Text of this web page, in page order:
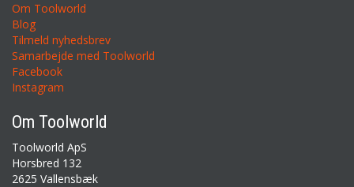
Om Toolworld
Blog
Tilmeld nyhedsbrev
Samarbejde med Toolworld
Facebook
Instagram
Om Toolworld
Toolworld ApS
Horsbred 132
2625 Vallensbæk